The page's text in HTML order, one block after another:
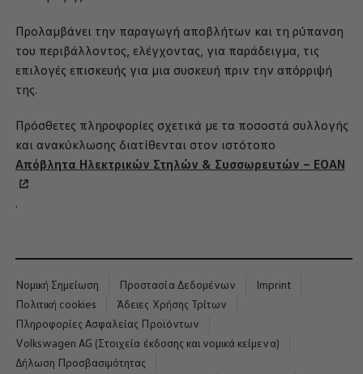
Προλαμβάνει την παραγωγή αποβλήτων και τη ρύπανση
του περιβάλλοντος, ελέγχοντας, για παράδειγμα, τις
επιλογές επισκευής για μια συσκευή πριν την απόρριψή
της.
Πρόσθετες πληροφορίες σχετικά με τα ποσοστά συλλογής
και ανακύκλωσης διατίθενται στον ιστότοπο
Απόβλητα Ηλεκτρικών Στηλών & Συσσωρευτών – EOAN
.
Νομική Σημείωση Προστασία Δεδομένων
Imprint
Πολιτική cookies
Άδειες Χρήσης Τρίτων
Πληροφορίες Ασφαλείας Προϊόντων
Volkswagen AG (Στοιχεία έκδοσης και νομικά κείμενα)
Δήλωση Προσβασιμότητας